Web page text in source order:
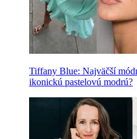
Tiffany Blue: Najväčší
ikonickú pastelovú modrú?